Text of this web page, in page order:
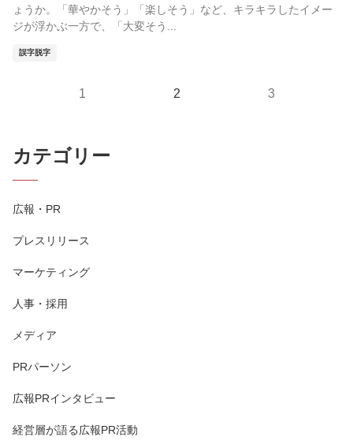
ょうか。「華やかそう」「楽しそう」など、キラキラしたイメー
ジが浮かぶ一方で、「大変そう...
誤字脱字
1 2 3
カテゴリー
広報・PR
プレスリリース
マーケティング
人事・採用
メディア
PRパーソン
広報PRインタビュー
経営層が語る広報PR活動